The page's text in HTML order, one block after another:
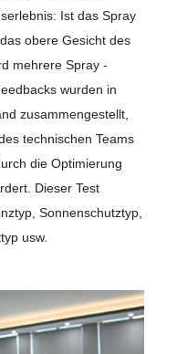
Ist das Spray
obere Gesicht des
mehrere Spray -
wurden in
zusammengestellt,
technischen Teams
die Optimierung
Dieser Test
Sonnenschutztyp,
usw.